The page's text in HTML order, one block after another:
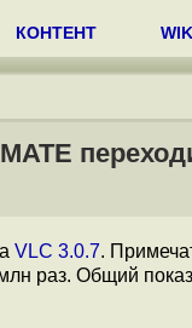
КОНТЕНТ
VLC 3.0.7.
раз. Общий